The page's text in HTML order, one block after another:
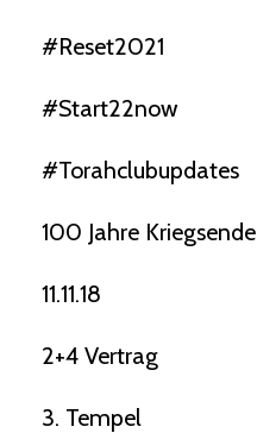
#reset2021
#start22now
#torahclubupdates
100 Jahre Kriegsende
11.11.18
2+4 Vertrag
3. Tempel